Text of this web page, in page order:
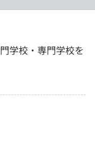
学校・専門学校を